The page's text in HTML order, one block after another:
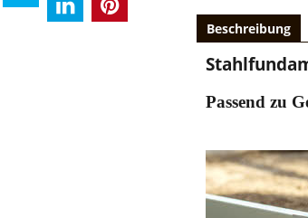
Beschreibung
Passend zu